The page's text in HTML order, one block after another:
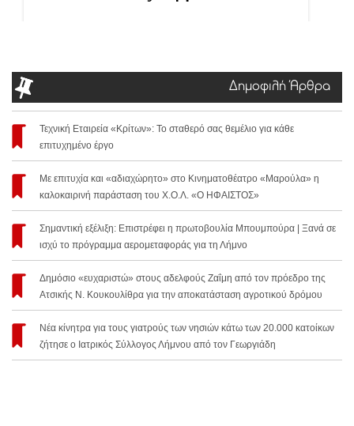
Δημοφιλή Άρθρα
Τεχνική Εταιρεία «Κρίτων»: Το σταθερό σας θεμέλιο για κάθε
επιτυχημένο έργο
Με επιτυχία και «αδιαχώρητο» στο Κινηματοθέατρο «Μαρούλα» η
καλοκαιρινή παράσταση του Χ.Ο.Λ. «Ο ΗΦΑΙΣΤΟΣ»
Σημαντική εξέλιξη: Επιστρέφει η πρωτοβουλία Μπουμπούρα | Ξανά σε
ισχύ το πρόγραμμα αερομεταφοράς για τη Λήμνο
Δημόσιο «ευχαριστώ» στους αδελφούς Ζαΐμη από τον πρόεδρο της
Ατσικής Ν. Κουκουλίθρα για την αποκατάσταση αγροτικού δρόμου
Νέα κίνητρα για τους γιατρούς των νησιών κάτω των 20.000 κατοίκων
ζήτησε ο Ιατρικός Σύλλογος Λήμνου από τον Γεωργιάδη